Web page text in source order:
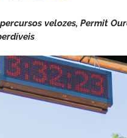
velozes, Permit